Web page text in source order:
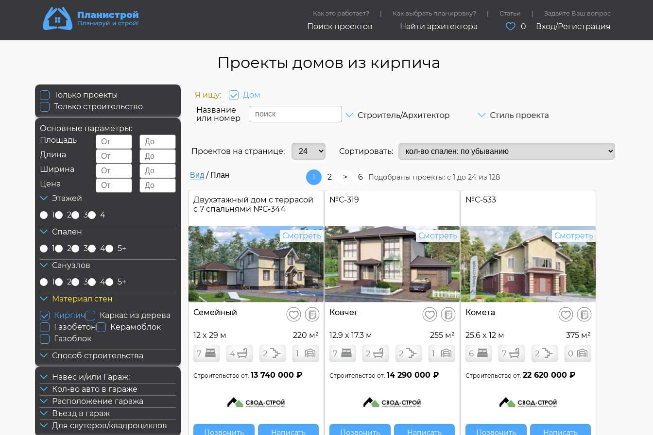
Как это работает? Как выбрать планировку? Статьи Задайте Ваш вопрос
Поиск проектов Найти архитектора 0 Вход/Регистрация
Проекты домов из кирпича
Я ищу:
Дом
Название
или номер
Строитель/Архитектор Стиль проекта
Только проекты
Только строительство
Основные параметры:
Площадь
Длина
Ширина
Цена
Этажей
1
2 3
4
Спален
1
2 3 4
5+
Санузлов
1
2 3 4
5+
Материал стен
Кирпич
Каркас из дерева
Газобетон
Керамоблок
Газоблок
Способ строительства
Навес и/или Гараж:
Кол-во авто в гараже
Расположение гаража
Въезд в гараж
Для скутеров/квадроциклов
Проектов на странице: Сортировать:
Вид / План 1 2 > 6 Подобраны проекты: с 1 до 24 из 128
Двухэтажный дом c террасой
с 7 спальнями №С-344
Смотреть
Семейный Сохранить
В
сравнение
12 x 29 м 220 м²
7 4 2 1
Строительство от: 13 740 000 ₽
Позвонить Написать
№С-319
Смотреть
Ковчег Сохранить
В
сравнение
12.9 x 17.3 м 255 м²
7 2 2 1
Строительство от:14 290 000 ₽
Позвонить Написать
№С-533
Смотреть
Комета Сохранить
В
сравнение
25.6 x 12 м 375 м²
6 7 2 0
Строительство от:22 620 000 ₽
Позвонить Написать